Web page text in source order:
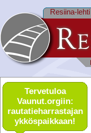
Resiina-lehti
Tervetuloa
Vaunut.orgiin:
rautatie­harrastajan
ykkös­paikkaan!